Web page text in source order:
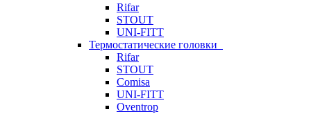
Rifar
STOUT
UNI-FITT
Термостатические головки
Rifar
STOUT
Comisa
UNI-FITT
Oventrop